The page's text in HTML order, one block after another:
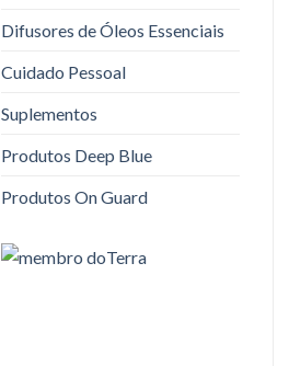
Difusores de Óleos Essenciais
Cuidado Pessoal
Suplementos
Produtos Deep Blue
Produtos On Guard